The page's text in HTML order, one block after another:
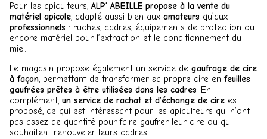
Pour les apiculteurs, ALP’ ABEILLE propose à la vente du
matériel apicole, adapté aussi bien aux amateurs qu’aux
professionnels : ruches, cadres, équipements de protection ou
encore matériel pour l’extraction et le conditionnement du
miel.
Le magasin propose également un service de gaufrage de cire
à façon, permettant de transformer sa propre cire en feuilles
gaufrées prêtes à être utilisées dans les cadres. En
complément, un service de rachat et d’échange de cire est
proposé, ce qui est intéressant pour les apiculteurs qui n’ont
pas assez de quantité pour faire gaufrer leur cire ou qui
souhaitent renouveler leurs cadres.